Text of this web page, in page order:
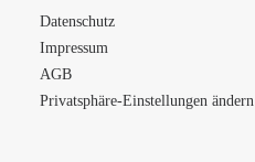
Datenschutz
Impressum
AGB
Privatsphäre-Einstellungen ändern